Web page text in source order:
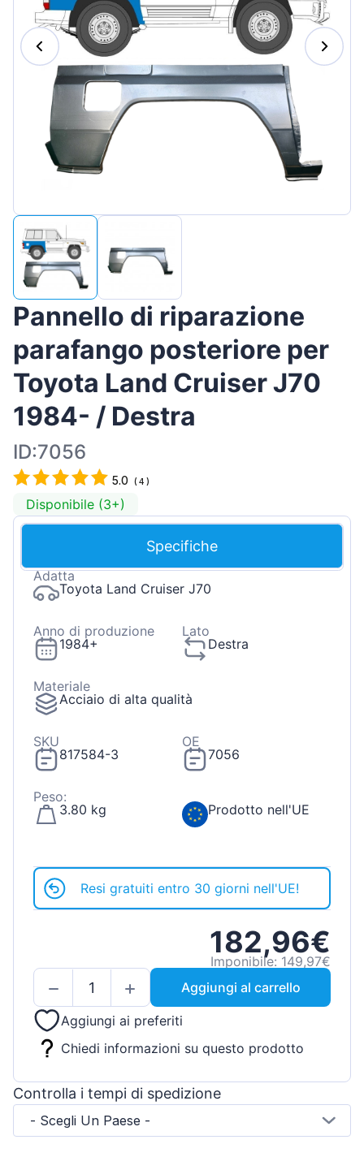
Magyar
Lietuvių
Português
Pannello di riparazione
parafango posteriore per
Toyota Land Cruiser J70
1984- / Destra
ID:7056
5.0 (4 )
Disponibile (3+)
Specifiche
Adatta
Toyota Land Cruiser J70
Anno di produzione
1984+
Lato
Destra
Materiale
Acciaio di alta qualità
SKU
817584-3
OE
7056
Peso:
3.80 kg
Prodotto nell'UE
Resi gratuiti entro 30 giorni nell'UE!
182,96€
Imponibile: 149,97€
Aggiungi al carrello
Aggiungi ai preferiti
Chiedi informazioni su questo prodotto
Controlla i tempi di spedizione
- Scegli Un Paese -